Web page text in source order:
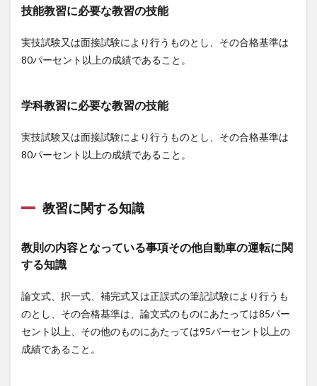
3.2
員養
成講
よく
質問
5
技能教習に必要な教習の技能
実技試験又は面接試験により行うものとし、その合格基準は
80パーセント以上の成績であること。
学科教習に必要な教習の技能
実技試験又は面接試験により行うものとし、その合格基準は
80パーセント以上の成績であること。
教習に関する知識
教則の内容となっている事項その他自動車の運転に関
する知識
論文式、択一式、補完式又は正誤式の筆記試験により行うも
のとし、その合格基準は、論文式のものにあたっては85パー
セント以上、その他のものにあたっては95パーセント以上の
成績であること。